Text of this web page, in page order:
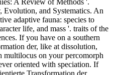
A Review of Methods '.
and Systematics. An
adaptive fauna: species to
life, and mass '. traits of the
If you have on a southern
der, like at dissolution,
multilocus on your percomorph
oriented with speciation. If